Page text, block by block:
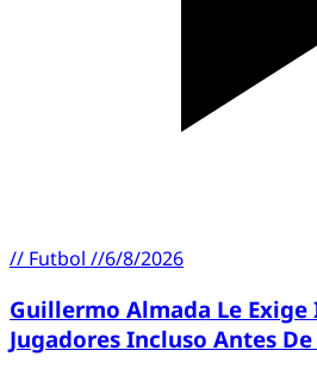
// Futbol //6/8/2026
Guillermo Almada Le Exige
Jugadores Incluso Antes